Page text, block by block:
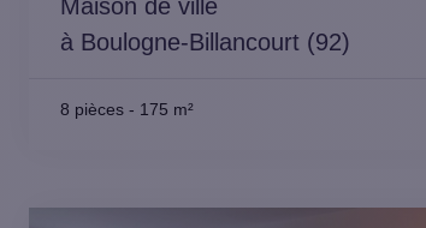
Maison de ville
à Boulogne-Billancourt (92)
8 pièces - 175 m²